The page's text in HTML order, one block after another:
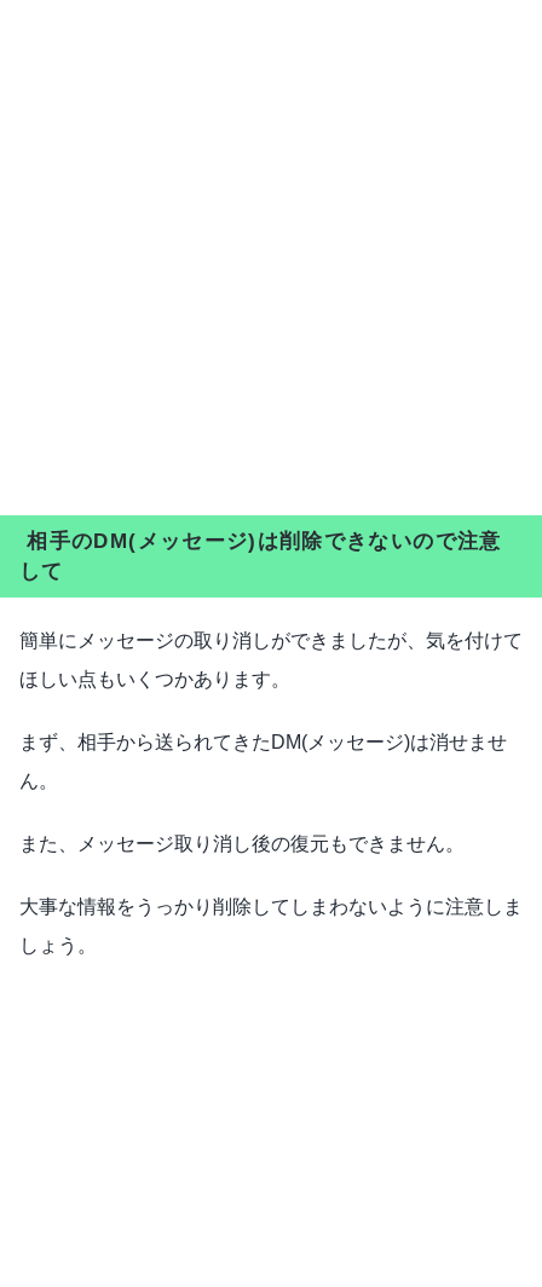
相手のDM(メッセージ)は削除できないので注意
して
簡単にメッセージの取り消しができましたが、気を付けて
ほしい点もいくつかあります。
まず、相手から送られてきたDM(メッセージ)は消せませ
ん。
また、メッセージ取り消し後の復元もできません。
大事な情報をうっかり削除してしまわないように注意しま
しょう。